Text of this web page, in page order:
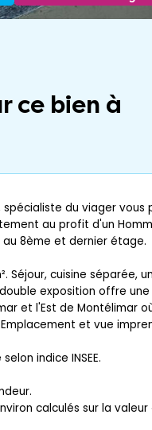
ce bien à
spécialiste du viager vous
au profit d'un
au 8ème et dernier étage.
Séjour, cuisine séparée,
exposition offre
et l'Est de Montélimar
et vue
indice INSEE.
calculés sur la